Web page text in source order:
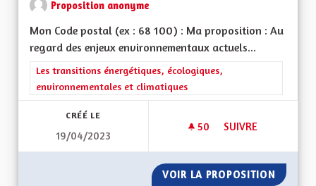
Proposition anonyme
Mon Code postal (ex : 68 100) : Ma proposition : Au
regard des enjeux environnementaux actuels...
Filtrer les résultats de la catégorie : Les transitions
Les transitions énergétiques, écologiques,
environnementales et climatiques
CRÉÉ LE
19/04/2023
50 50 ABONNÉS
SUIVRE
VOIR LA PROPOSITION ZONE